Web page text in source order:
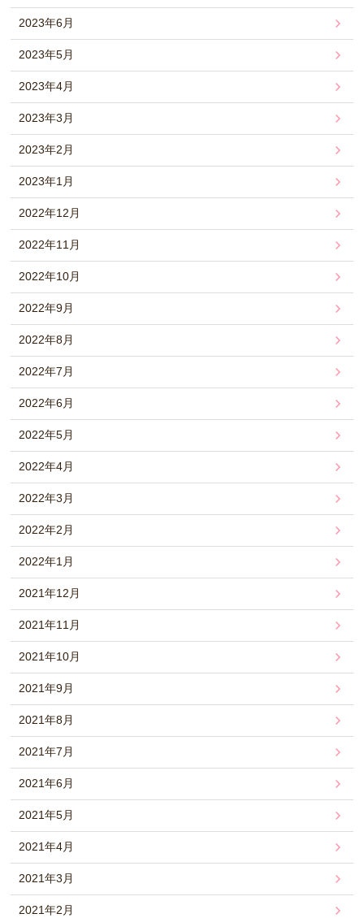
2023年6月
2023年5月
2023年4月
2023年3月
2023年2月
2023年1月
2022年12月
2022年11月
2022年10月
2022年9月
2022年8月
2022年7月
2022年6月
2022年5月
2022年4月
2022年3月
2022年2月
2022年1月
2021年12月
2021年11月
2021年10月
2021年9月
2021年8月
2021年7月
2021年6月
2021年5月
2021年4月
2021年3月
2021年2月